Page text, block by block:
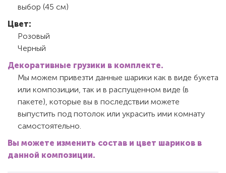
выбор (45 см)
Цвет:
Розовый
Черный
Декоративные грузики в комплекте.
Мы можем привезти данные шарики как в виде букета
или композиции, так и в распущенном виде (в
пакете), которые вы в последствии можете
выпустить под потолок или украсить ими комнату
самостоятельно.
Вы можете изменить состав и цвет шариков в
данной композиции.